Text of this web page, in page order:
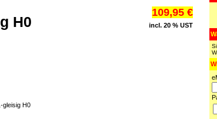
H0
109,95 €
incl. 20 % UST
gleisig H0